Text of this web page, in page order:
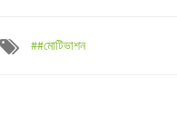
##মোটিভাশন